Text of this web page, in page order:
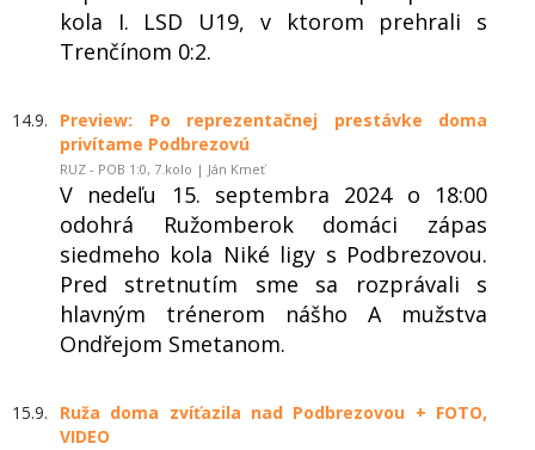
kola I. LSD U19, v ktorom prehrali s
Trenčínom 0:2.
14.9.
Preview: Po reprezentačnej prestávke doma
privítame Podbrezovú
RUZ - POB 1:0, 7.kolo | Ján Kmeť
V nedeľu 15. septembra 2024 o 18:00
odohrá Ružomberok domáci zápas
siedmeho kola Niké ligy s Podbrezovou.
Pred stretnutím sme sa rozprávali s
hlavným trénerom nášho A mužstva
Ondřejom Smetanom.
15.9.
Ruža doma zvíťazila nad Podbrezovou + FOTO,
VIDEO